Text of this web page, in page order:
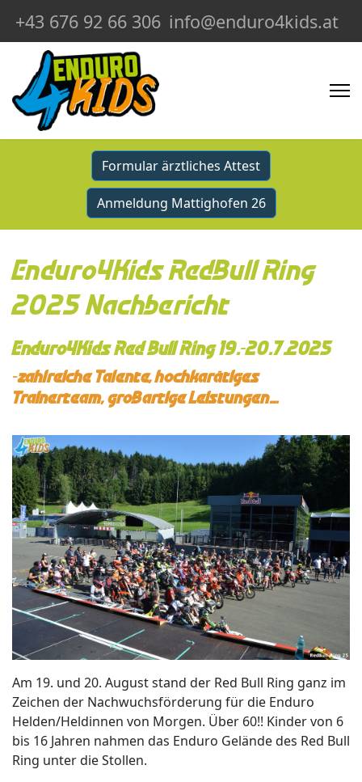
+43 676 92 66 306 info@enduro4kids.at
Formular ärztliches Attest
Anmeldung Mattighofen 26
Enduro4Kids RedBull Ring
2025 Nachbericht
Enduro4Kids Red Bull Ring 19.-20.7.2025
-zahlreiche Talente, hochkarätiges
Trainerteam, großartige Leistungen…
Am 19. und 20. August stand der Red Bull Ring ganz im
Zeichen der Nachwuchsförderung für die Enduro
Helden/Heldinnen von Morgen. Über 60!! Kinder von 6
bis 16 Jahren nahmen das Enduro Gelände des Red Bull
Ring unter die Stollen.